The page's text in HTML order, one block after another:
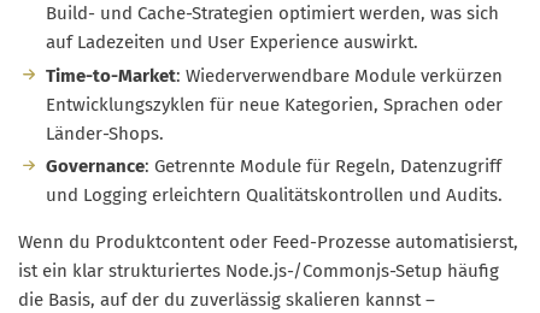
Build- und Cache-Strategien optimiert werden, was sich
auf Ladezeiten und User Experience auswirkt.
Time-to-Market: Wiederverwendbare Module verkürzen
Entwicklungszyklen für neue Kategorien, Sprachen oder
Länder-Shops.
Governance: Getrennte Module für Regeln, Datenzugriff
und Logging erleichtern Qualitätskontrollen und Audits.
Wenn du Produktcontent oder Feed-Prozesse automatisierst,
ist ein klar strukturiertes Node.js-/Commonjs-Setup häufig
die Basis, auf der du zuverlässig skalieren kannst –